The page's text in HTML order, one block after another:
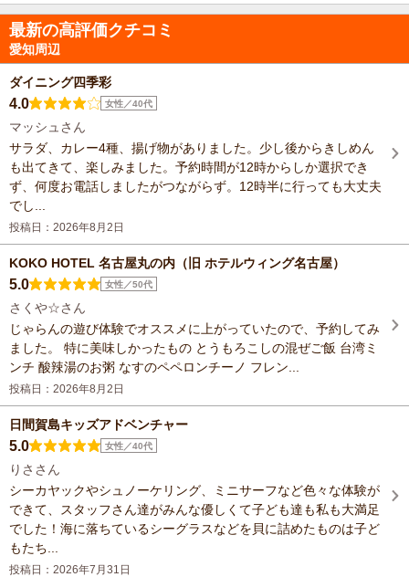
最新の高評価クチコミ
愛知周辺
ダイニング四季彩
4.0 女性／40代
マッシュさん
サラダ、カレー4種、揚げ物がありました。少し後からきしめん
も出てきて、楽しみました。予約時間が12時からしか選択でき
ず、何度お電話しましたがつながらず。12時半に行っても大丈夫
でし...
投稿日：2026年8月2日
KOKO HOTEL 名古屋丸の内（旧 ホテルウィング名古屋）
5.0 女性／50代
さくや☆さん
じゃらんの遊び体験でオススメに上がっていたので、予約してみ
ました。 特に美味しかったもの とうもろこしの混ぜご飯 台湾ミ
ンチ 酸辣湯のお粥 なすのペペロンチーノ フレン...
投稿日：2026年8月2日
日間賀島キッズアドベンチャー
5.0 女性／40代
りささん
シーカヤックやシュノーケリング、ミニサーフなど色々な体験が
できて、スタッフさん達がみんな優しくて子ども達も私も大満足
でした！海に落ちているシーグラスなどを貝に詰めたものは子ど
もたち...
投稿日：2026年7月31日